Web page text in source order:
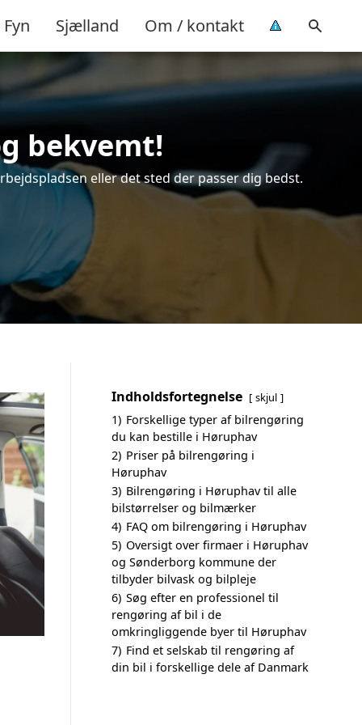
Fyn Sjælland Om / kontakt
bekvemt!
eller det sted der passer dig bedst.
Indholdsfortegnelse skjul
1) Forskellige typer af bilrengøring
du kan bestille i Høruphav
2) Priser på bilrengøring i
Høruphav
3) Bilrengøring i Høruphav til alle
bilstørrelser og bilmærker
4) FAQ om bilrengøring i Høruphav
5) Oversigt over firmaer i Høruphav
og Sønderborg kommune der
tilbyder bilvask og bilpleje
6) Søg efter en professionel til
rengøring af bil i de
omkringliggende byer til Høruphav
7) Find et selskab til rengøring af
din bil i forskellige dele af Danmark